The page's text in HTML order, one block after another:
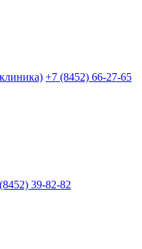
+7 (8452) 66-27-65
39-82-82